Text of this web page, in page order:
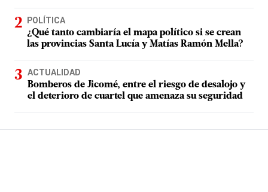
POLÍTICA
¿Qué tanto cambiaría el mapa político si se crean
las provincias Santa Lucía y Matías Ramón Mella?
ACTUALIDAD
Bomberos de Jicomé, entre el riesgo de desalojo y
el deterioro de cuartel que amenaza su seguridad